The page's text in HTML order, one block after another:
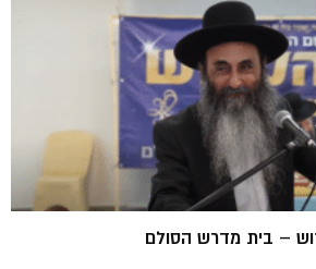
– בית מדרש הסולם